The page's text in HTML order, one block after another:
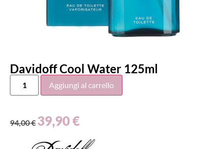
Davidoff Cool Water 125ml
Aggiungi al carrello
94,00€ 39,90€